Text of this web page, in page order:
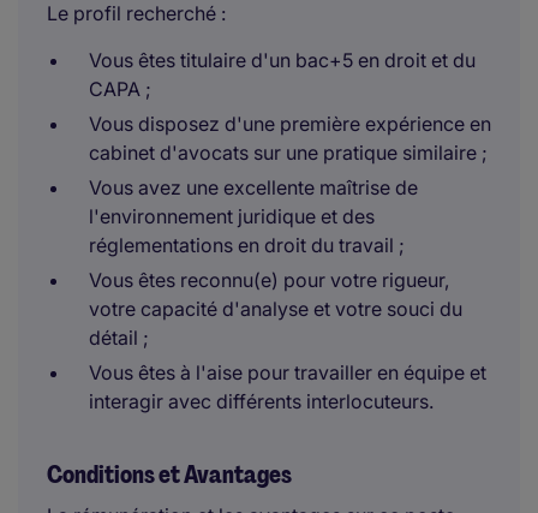
Le profil recherché :
Vous êtes titulaire d'un bac+5 en droit et du
CAPA ;
Vous disposez d'une première expérience en
cabinet d'avocats sur une pratique similaire ;
Vous avez une excellente maîtrise de
l'environnement juridique et des
réglementations en droit du travail ;
Vous êtes reconnu(e) pour votre rigueur,
votre capacité d'analyse et votre souci du
détail ;
Vous êtes à l'aise pour travailler en équipe et
interagir avec différents interlocuteurs.
Conditions et Avantages